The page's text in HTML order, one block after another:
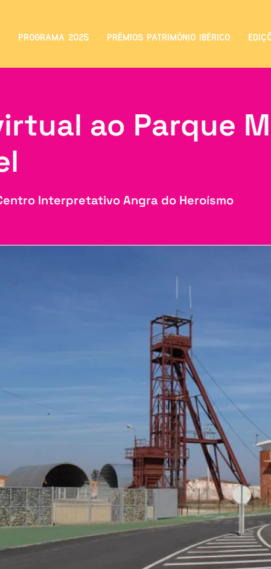
PROGRAMA 2025 PRÉMIOS PATRIMÓNIO IBÉRICO
ao Parque
Interpretativo Angra do Heroísmo